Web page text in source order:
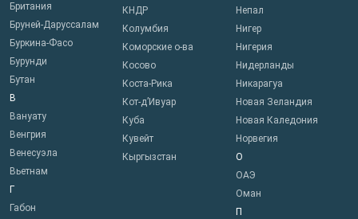
Британия
Бруней-Даруссалам
Буркина-Фасо
Бурунди
Бутан
В
Вануату
Венгрия
Венесуэла
Вьетнам
Г
Габон
КНДР
Колумбия
Коморские о-ва
Косово
Коста-Рика
Кот-д’Ивуар
Куба
Кувейт
Кыргызстан
Непал
Нигер
Нигерия
Нидерланды
Никарагуа
Новая Зеландия
Новая Каледония
Норвегия
О
ОАЭ
Оман
П